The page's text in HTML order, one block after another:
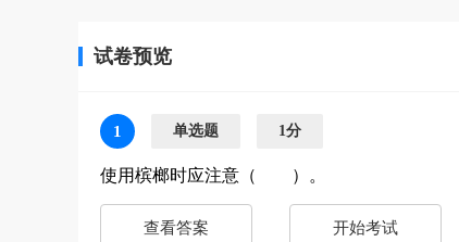
试卷预览
1 单选题 1分
使用槟榔时应注意（ ）。
查看答案 开始考试